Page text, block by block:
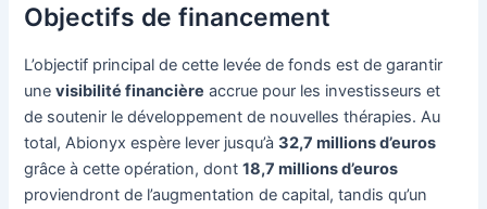
Objectifs de financement
L’objectif principal de cette levée de fonds est de garantir
unevisibilité financière accrue pour les investisseurs et
de soutenir le développement de nouvelles thérapies. Au
total, Abionyx espère lever jusqu’à32,7 millions d’euros
grâce à cette opération, dont18,7 millions d’euros
proviendront de l’augmentation de capital, tandis qu’un